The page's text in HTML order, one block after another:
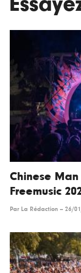
Chinese
Freemusic
Par La Rédaction -- 26/